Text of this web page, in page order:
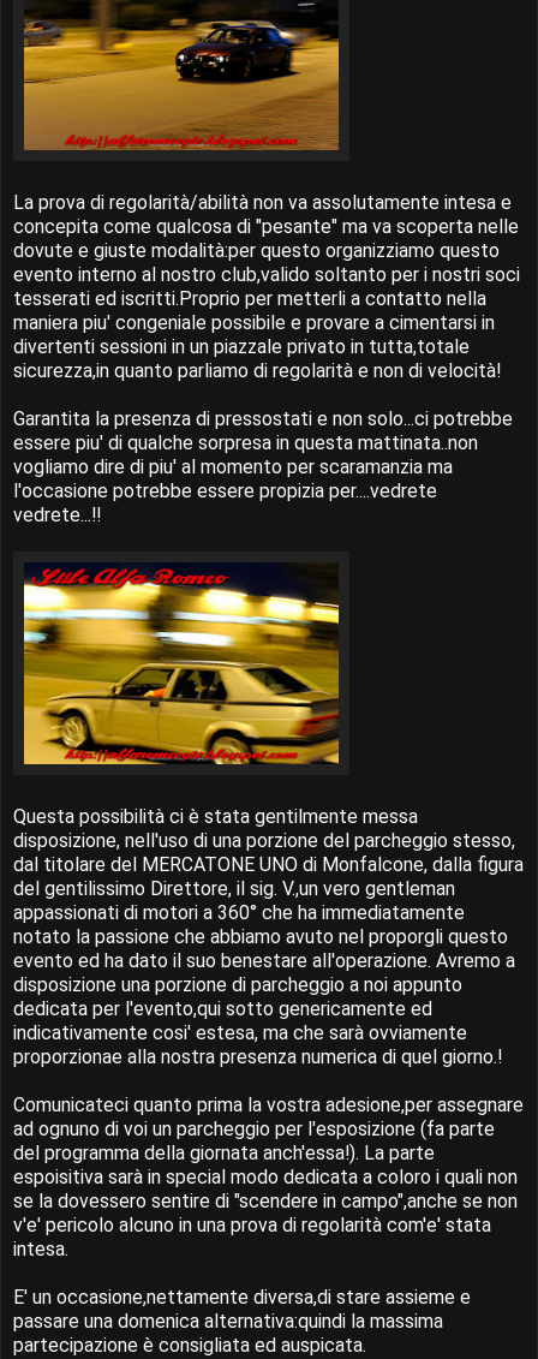
La prova di regolarità/abilità non va assolutamente intesa e
concepita come qualcosa di "pesante" ma va scoperta nelle
dovute e giuste modalità:per questo organizziamo questo
evento interno al nostro club,valido soltanto per i nostri soci
tesserati ed iscritti.Proprio per metterli a contatto nella
maniera piu' congeniale possibile e provare a cimentarsi in
divertenti sessioni in un piazzale privato in tutta,totale
sicurezza,in quanto parliamo di regolarità e non di velocità!
Garantita la presenza di pressostati e non solo...ci potrebbe
essere piu' di qualche sorpresa in questa mattinata..non
vogliamo dire di piu' al momento per scaramanzia ma
l'occasione potrebbe essere propizia per....vedrete
vedrete...!!
Questa possibilità ci è stata gentilmente messa
disposizione, nell'uso di una porzione del parcheggio stesso,
dal titolare del MERCATONE UNO di Monfalcone, dalla figura
del gentilissimo Direttore, il sig. V.,un vero gentleman
appassionati di motori a 360° che ha immediatamente
notato la passione che abbiamo avuto nel proporgli questo
evento ed ha dato il suo benestare all'operazione. Avremo a
disposizione una porzione di parcheggio a noi appunto
dedicata per l'evento,qui sotto genericamente ed
indicativamente cosi' estesa, ma che sarà ovviamente
proporzionae alla nostra presenza numerica di quel giorno.!
Comunicateci quanto prima la vostra adesione,per assegnare
ad ognuno di voi un parcheggio per l'esposizione (fa parte
del programma della giornata anch'essa!). La parte
espoisitiva sarà in special modo dedicata a coloro i quali non
se la dovessero sentire di "scendere in campo",anche se non
v'e' pericolo alcuno in una prova di regolarità com'e' stata
intesa.
E' un occasione,nettamente diversa,di stare assieme e
passare una domenica alternativa:quindi la massima
partecipazione è consigliata ed auspicata.